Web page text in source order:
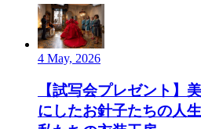
4 May, 2026
【試写会プレゼント】
にしたお針子たちの人